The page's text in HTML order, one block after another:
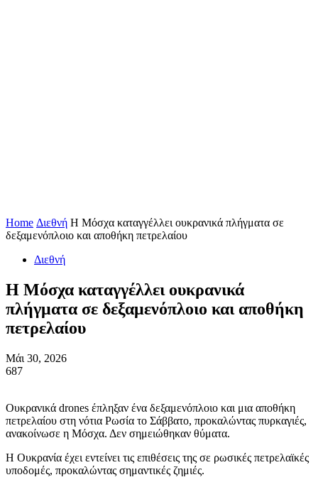
Home Διεθνή H Mόσχα καταγγέλλει ουκρανικά πλήγματα σε
δεξαμενόπλοιο και αποθήκη πετρελαίου
Διεθνή
H Mόσχα καταγγέλλει ουκρανικά
πλήγματα σε δεξαμενόπλοιο και αποθήκη
πετρελαίου
Μάι 30, 2026
687
Ουκρανικά drones έπληξαν ένα δεξαμενόπλοιο και μια αποθήκη
πετρελαίου στη νότια Ρωσία το Σάββατο, προκαλώντας πυρκαγιές,
ανακοίνωσε η Μόσχα. Δεν σημειώθηκαν θύματα.
Η Ουκρανία έχει εντείνει τις επιθέσεις της σε ρωσικές πετρελαϊκές
υποδομές, προκαλώντας σημαντικές ζημιές.